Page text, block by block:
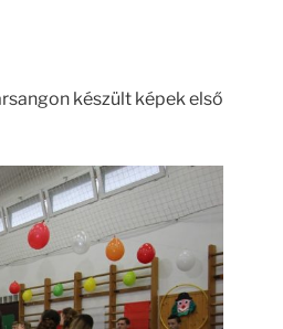
készült képek első